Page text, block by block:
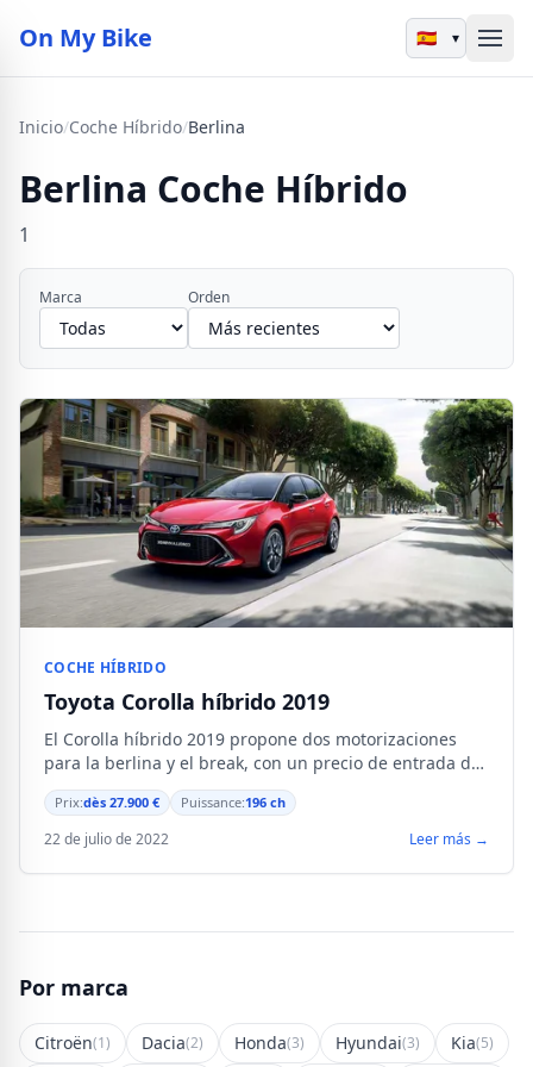
On My Bike ▾
Inicio/Coche Híbrido/Berlina
Berlina Coche Híbrido
1
Marca Orden
COCHE HÍBRIDO
Toyota Corolla híbrido 2019
El Corolla híbrido 2019 propone dos motorizaciones
para la berlina y el break, con un precio de entrada de
27 900 €.
Prix:dès 27.900 € Puissance:196 ch
22 de julio de 2022 Leer más →
Por marca
Citroën(1) Dacia(2) Honda(3) Hyundai(3) Kia(5)